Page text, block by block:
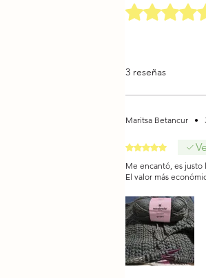
Obtuvo 5 de 5
3 reseñas
Maritsa Betancur •
Obtuvo 5 de 5
Me encantó, es justo
El valor más